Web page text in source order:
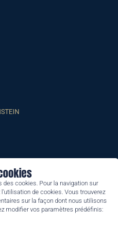
cookies. Pour la navigation sur
de cookies. Vous trouverez
sur la façon dont nous utilisons
modifier vos paramètres prédéfinis: